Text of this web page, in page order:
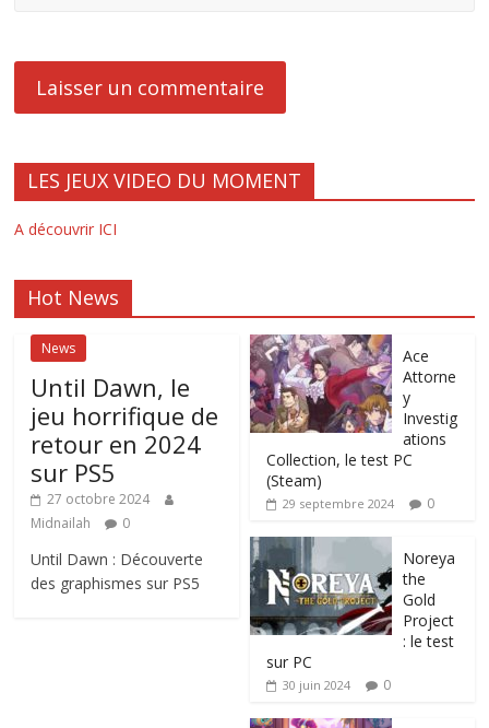
LES JEUX VIDEO DU MOMENT
A découvrir ICI
Hot News
News
Until Dawn, le
jeu horrifique de
retour en 2024
sur PS5
27 octobre 2024
Midnailah
0
Until Dawn : Découverte
des graphismes sur PS5
Ace
Attorne
y
Investig
ations
Collection, le test PC
(Steam)
29 septembre 2024 0
Noreya
the
Gold
Project
: le test
sur PC
30 juin 2024 0